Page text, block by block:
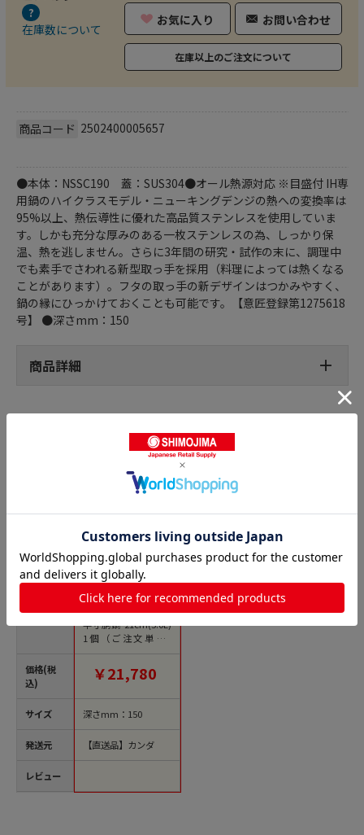
在庫数について
お気に入り お問い合わせ
在庫以上のご注文について
商品コード 2502400005657
●本体：NSSC190 蓋：SUS304●オール熱源対応 ※目盛付 IH専
用鍋のハイクラスモデル・ニューキングデンジの熱への変換率は
95%以上、熱伝導性に優れた高品質ステンレスを使用していま
す。しかも充分な厚みのある一枚ステンレスの為、しっかり保
温、熱を逃しません。さらに3年間の研究・試作の末に、調理中
でも素手でさわれる新型取っ手を採用（料理によっては熱くなる
ことがあります）。フタの取っ手の新デザインはつかみやすく、
鍋の縁にひっかけておくことも可能です。【意匠登録第1275618
号】 ●深さmm：150
商品詳細
半寸胴鍋の人気商品との比較
商品名
価格(税
込)
サイズ
発送元
レビュー
ニューキングデンジ
半寸胴鍋 21cm(5.0L)
1個（ご注文単位1
個）【直送品】
￥21,780
深さmm：150
【直送品】カンダ